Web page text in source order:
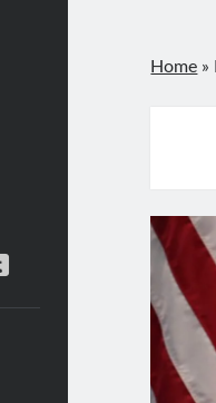
tumblr
Home »